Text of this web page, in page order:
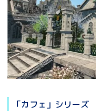
「カフェ」シリーズ